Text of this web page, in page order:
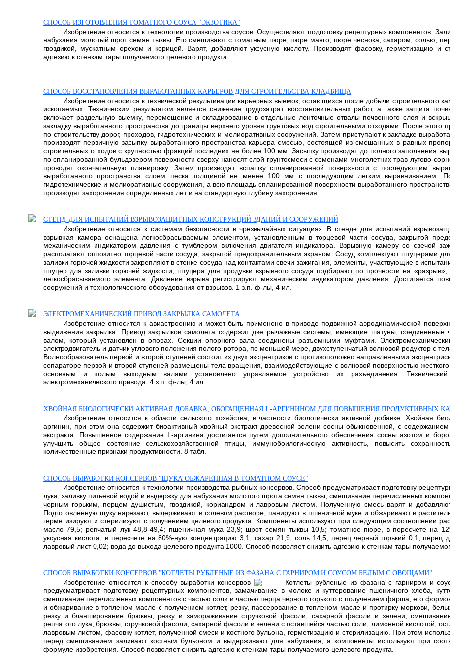
СПОСОБ ИЗГОТОВЛЕНИЯ ТОМАТНОГО СОУСА "ЭКЗОТИКА"
Изобретение относится к технологии производства соусов. Осуществляют подготовку рецептурных компонентов.
набухания молотый шрот семян тыквы. Его смешивают с томатным пюре, пюре манго, пюре чеснока, сахаром, солью,
гвоздикой, мускатным орехом и корицей. Варят, добавляют уксусную кислоту. Производят фасовку, герметизацию и
адгезию к стенкам тары получаемого целевого продукта.
СПОСОБ ВОССТАНОВЛЕНИЯ ВЫРАБОТАННЫХ КАРЬЕРОВ ДЛЯ СТРОИТЕЛЬСТВА КЛАДБИЩА
Изобретение относится к технической рекультивации карьерных выемок, остающихся после добычи строительного
ископаемых. Техническим результатом является снижение трудозатрат восстановительных работ, а также защита
включает раздельную выемку, перемещение и складирование в отдельные ленточные отвалы почвенного слоя и
закладку выработанного пространства до границы верхнего уровня грунтовых вод строительными отходами. После этого
по строительству дорог, проходов, гидротехнических и мелиоративных сооружений. Затем приступают к закладке
производят первичную засыпку выработанного пространства карьера смесью, состоящей из смешанных в равных
строительных отходов с крупностью фракций последних не более 100 мм. Засыпку производят до полного заполнения
по спланированной бульдозером поверхности сверху наносят слой грунтосмеси с семенами многолетних трав лугово-
проводят окончательную планировку. Затем производят вспашку спланированной поверхности с последующим
выработанного пространства слоем песка толщиной не менее 100 мм с последующим легким выравниванием.
гидротехнические и мелиоративные сооружения, а всю площадь спланированной поверхности выработанного
производят захоронения определенных лет и на стандартную глубину захоронения.
СТЕНД ДЛЯ ИСПЫТАНИЙ ВЗРЫВОЗАЩИТНЫХ КОНСТРУКЦИЙ ЗДАНИЙ И СООРУЖЕНИЙ
Изобретение относится к системам безопасности в чрезвычайных ситуациях. В стенде для испытаний
взрывная камера оснащена легкосбрасываемым элементом, установленным в торцевой части сосуда, закрытой
механическим индикатором давления с тумблером включения двигателя индикатора. Взрывную камеру со свечой
располагают оппозитно торцевой части сосуда, закрытой предохранительным экраном. Сосуд комплектуют штуцерами
заливки горючей жидкости закрепляют в стенке сосуда над контактами свечи зажигания, элементы, участвующие в
штуцер для заливки горючей жидкости, штуцера для продувки взрывного сосуда подбирают по прочности на
легкосбрасываемого элемента. Давление взрыва регистрируют механическим индикатором давления. Достигается
сооружений и технологического оборудования от взрывов. 1 з.п. ф-лы, 4 ил.
ЭЛЕКТРОМЕХАНИЧЕСКИЙ ПРИВОД ЗАКРЫЛКА САМОЛЕТА
Изобретение относится к авиастроению и может быть применено в приводе подвижной аэродинамической
выдвижения закрылка. Привод закрылков самолета содержит две рычажные системы, имеющие шатуны, соединенные
валом, который установлен в опорах. Секции опорного вала соединены разъемными муфтами.
электродвигатель и датчик углового положения полого ротора, по меньшей мере, двухступенчатый волновой редуктор с
Волнообразователь первой и второй ступеней состоит из двух эксцентриков с противоположно направленными
сепараторе первой и второй ступеней размещены тела вращения, взаимодействующие с волновой поверхностью
основным и полым выходным валами установлено управляемое устройство их разъединения.
электромеханического привода. 4 з.п. ф-лы, 4 ил.
ХВОЙНАЯ БИОЛОГИЧЕСКИ АКТИВНАЯ ДОБАВКА, ОБОГАЩЕННАЯ L-АРГИНИНОМ ДЛЯ ПОВЫШЕНИЯ ПРОДУКТИВНЫХ
Изобретение относится к области сельского хозяйства, в частности биологически активной добавке. Хвойная
аргинин, при этом она содержит биоактивный хвойный экстракт древесной зелени сосны обыкновенной, с
экстракта. Повышенное содержание L-аргинина достигается путем дополнительного обеспечения сосны азотом и
улучшить общее состояние сельскохозяйственной птицы, иммунобоилогическую активность, повысить
количественные признаки продуктивности. 8 табл.
СПОСОБ ВЫРАБОТКИ КОНСЕРВОВ "ЩУКА ОБЖАРЕННАЯ В ТОМАТНОМ СОУСЕ"
Изобретение относится к технологии производства рыбных консервов. Способ предусматривает подготовку
лука, заливку питьевой водой и выдержку для набухания молотого шрота семян тыквы, смешивание перечисленных
черным горьким, перцем душистым, гвоздикой, кориандром и лавровым листом. Полученную смесь варят и
Подготовленную щуку нарезают, выдерживают в солевом растворе, панируют в пшеничной муке и обжаривают в
герметизируют и стерилизуют с получением целевого продукта. Компоненты используют при следующем соотношении
масло 79,5; репчатый лук 48,8-49,4; пшеничная мука 23,9; шрот семян тыквы 10,5; томатное пюре, в пересчете на
уксусная кислота, в пересчете на 80%-ную концентрацию 3,1; сахар 21,9; соль 14,5; перец черный горький 0,1; перец
лавровый лист 0,02; вода до выхода целевого продукта 1000. Способ позволяет снизить адгезию к стенкам тары
СПОСОБ ВЫРАБОТКИ КОНСЕРВОВ "КОТЛЕТЫ РУБЛЕНЫЕ ИЗ ФАЗАНА С ГАРНИРОМ И СОУСОМ БЕЛЫМ С ОВОЩАМИ"
Изобретение относится к способу выработки консервов Котлеты рубленые из фазана с гарниром и
предусматривает подготовку рецептурных компонентов, замачивание в молоке и куттерование пшеничного хлеба,
смешивание перечисленных компонентов с частью соли и частью перца черного горького с получением фарша, его
и обжаривание в топленом масле с получением котлет, резку, пассерование в топленом масле и протирку моркови,
резку и бланширование брюквы, резку и замораживание стручковой фасоли, сахарной фасоли и зелени,
репчатого лука, брюквы, стручковой фасоли, сахарной фасоли и зелени с оставшейся частью соли, лимонной кислотой,
лавровым листом, фасовку котлет, полученной смеси и костного бульона, герметизацию и стерилизацию. При этом
перед смешиванием заливают костным бульоном и выдерживают для набухания, а компоненты используют при
формуле изобретения. Способ позволяет снизить адгезию к стенкам тары получаемого целевого продукта.